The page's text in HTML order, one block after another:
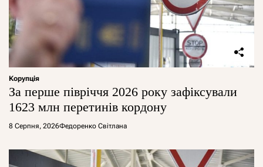
Корупція
За перше півріччя 2026 року зафіксували
1623 млн перетинів кордону
8 Серпня, 2026Федоренко Світлана